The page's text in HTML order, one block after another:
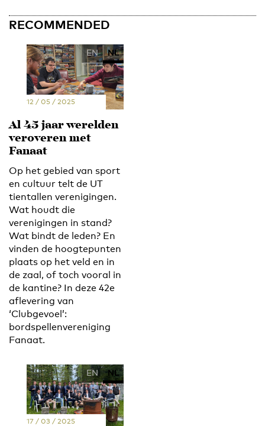
RECOMMENDED
EN NL
12 / 05 / 2025
Al 45 jaar werelden
veroveren met
Fanaat
Op het gebied van sport
en cultuur telt de UT
tientallen verenigingen.
Wat houdt die
verenigingen in stand?
Wat bindt de leden? En
vinden de hoogtepunten
plaats op het veld en in
de zaal, of toch vooral in
de kantine? In deze 42e
aflevering van
‘Clubgevoel’:
bordspellenvereniging
Fanaat.
EN NL
17 / 03 / 2025